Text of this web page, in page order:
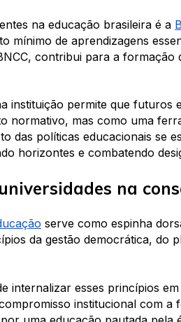
na educação brasileira é a
mínimo de aprendizagens
contribui para a
instituição permite que futuros
normativo, mas como uma
das políticas educacionais se
horizontes e combatendo
na
serve como espinha
da gestão democrática, do
internalizar esses princípios
institucional com a